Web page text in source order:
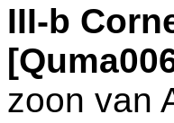
III-b
zoon van